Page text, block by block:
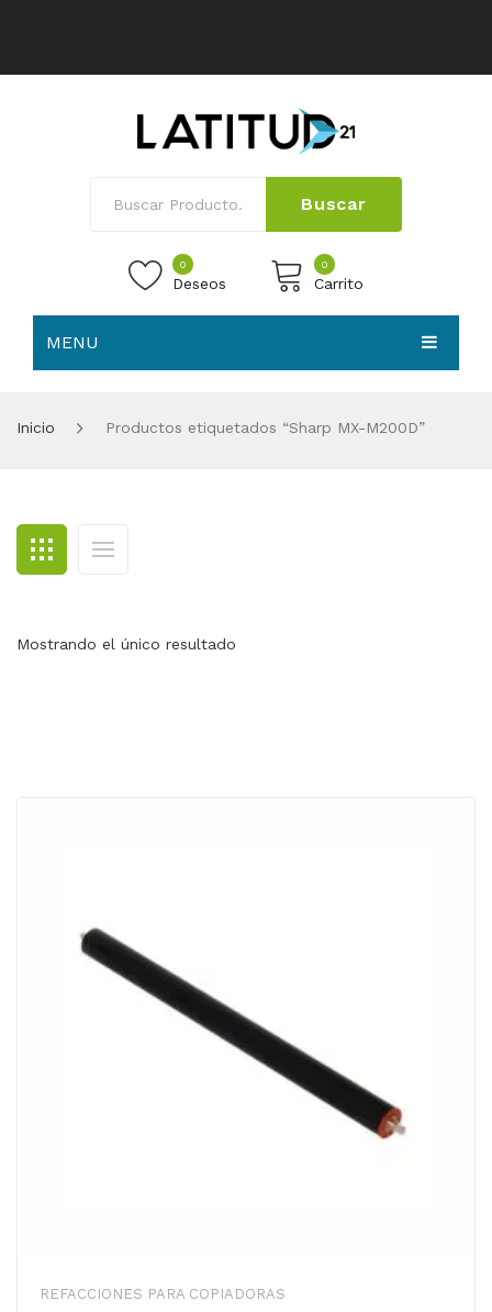
Buscar
0
Deseos
0
Carrito
MENU
BLOG
CONTACTO
Inicio Productos etiquetados “Sharp MX-M200D”
Mostrando el único resultado
REFACCIONES PARA COPIADORAS